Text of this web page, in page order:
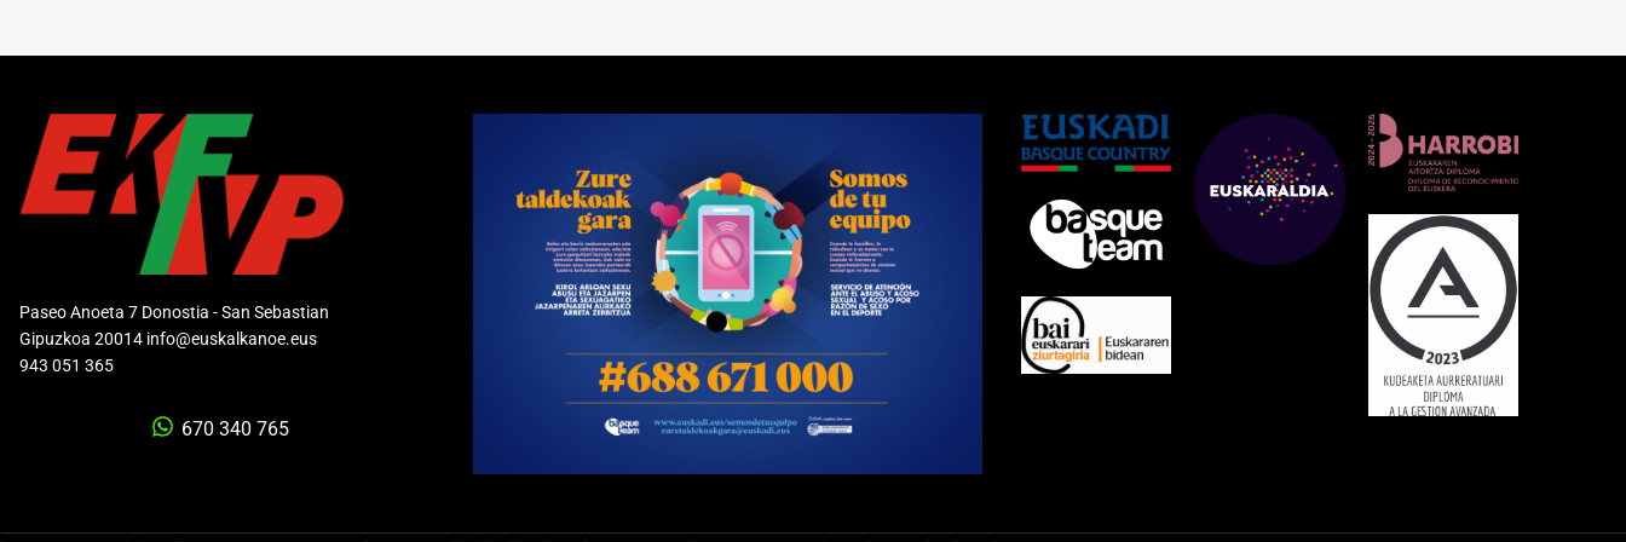
Paseo Anoeta 7 Donostia - San Sebastian
Gipuzkoa 20014 info@euskalkanoe.eus
943 051 365
670 340 765